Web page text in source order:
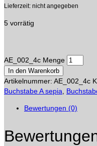
Lieferzeit: nicht angegeben
5 vorrätig
AE_002_4c Menge
In den Warenkorb
Artikelnummer: AE_002_4c
Buchstabe A sepia
Bewertungen (0)